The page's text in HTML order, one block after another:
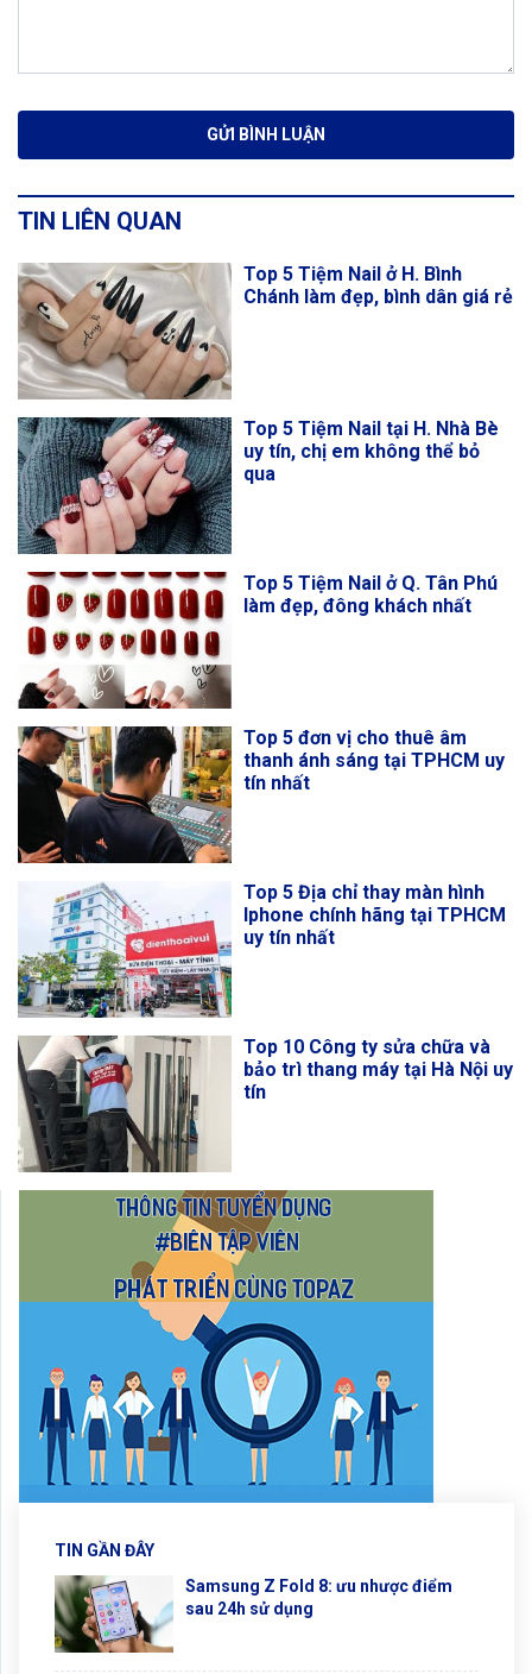
TIN LIÊN QUAN
Top 5 Tiệm Nail ở H. Bình
Chánh làm đẹp, bình dân giá rẻ
Top 5 Tiệm Nail tại H. Nhà Bè
uy tín, chị em không thể bỏ
qua
Top 5 Tiệm Nail ở Q. Tân Phú
làm đẹp, đông khách nhất
Top 5 đơn vị cho thuê âm
thanh ánh sáng tại TPHCM uy
tín nhất
Top 5 Địa chỉ thay màn hình
Iphone chính hãng tại TPHCM
uy tín nhất
Top 10 Công ty sửa chữa và
bảo trì thang máy tại Hà Nội uy
tín
TIN GẦN ĐÂY
Samsung Z Fold 8: ưu nhược điểm
sau 24h sử dụng